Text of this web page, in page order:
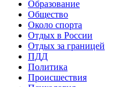
Образование
Общество
Около спорта
Отдых в России
Отдых за границей
ПДД
Политика
Происшествия